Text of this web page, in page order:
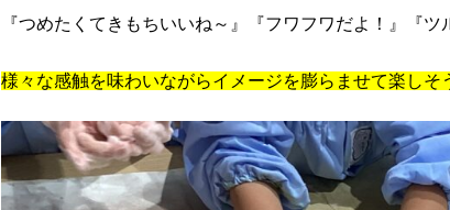
『つめたくてきもちいいね～』『フワフワだよ！』『ツ
様々な感触を味わいながらイメージを膨らませて楽しそ